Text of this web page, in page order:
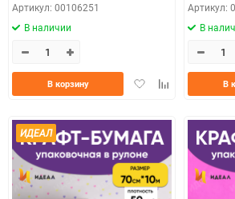
Артикул: 00106251
В наличии
ДобавитьДобавить
В корзину
Артикул:
В
В
ИДЕАЛ